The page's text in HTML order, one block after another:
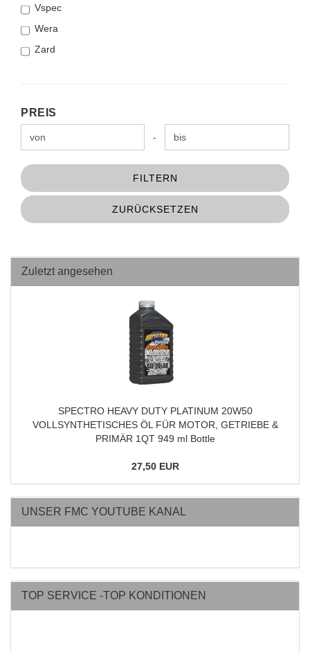
Vspec
Wera
Zard
PREIS
PREIS
Preis bis -
FILTERN
ZURÜCKSETZEN
Zuletzt angesehen
SPECTRO HEAVY DUTY PLATINUM 20W50
VOLLSYNTHETISCHES ÖL FÜR MOTOR, GETRIEBE &
PRIMÄR 1QT 949 ml Bottle
27,50 EUR
UNSER FMC YOUTUBE KANAL
TOP SERVICE -TOP KONDITIONEN